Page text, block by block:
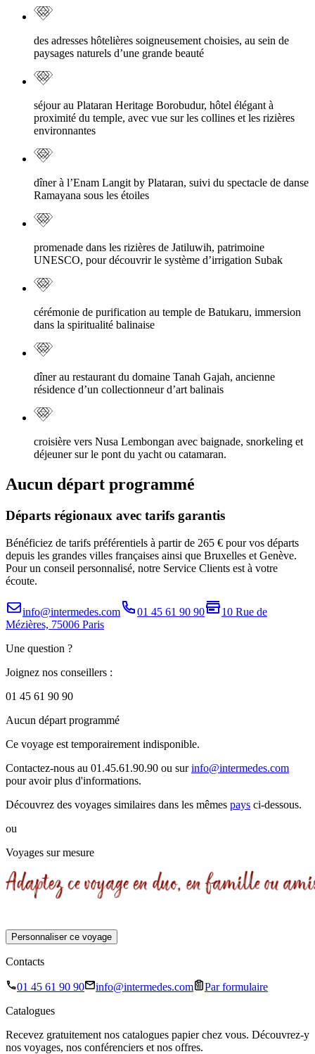
des adresses hôtelières soigneusement choisies, au sein de
paysages naturels d’une grande beauté
séjour au Plataran Heritage Borobudur, hôtel élégant à
proximité du temple, avec vue sur les collines et les rizières
environnantes
dîner à l’Enam Langit by Plataran, suivi du spectacle de danse
Ramayana sous les étoiles
promenade dans les rizières de Jatiluwih, patrimoine
UNESCO, pour découvrir le système d’irrigation Subak
cérémonie de purification au temple de Batukaru, immersion
dans la spiritualité balinaise
dîner au restaurant du domaine Tanah Gajah, ancienne
résidence d’un collectionneur d’art balinais
croisière vers Nusa Lembongan avec baignade, snorkeling et
déjeuner sur le pont du yacht ou catamaran.
Aucun départ programmé
Départs régionaux avec tarifs garantis
Bénéficiez de tarifs préférentiels à partir de 265 € pour vos départs
depuis les grandes villes françaises ainsi que Bruxelles et Genève.
Pour un conseil personnalisé, notre Service Clients est à votre
écoute.
info@intermedes.com 01 45 61 90 90
10 Rue de
Mézières, 75006 Paris
Une question ?
Joignez nos conseillers :
01 45 61 90 90
Aucun départ programmé
Ce voyage est temporairement indisponible.
Contactez-nous au 01.45.61.90.90 ou surinfo@intermedes.com
pour avoir plus d'informations.
Découvrez des voyages similaires dans les mêmes pays ci-dessous.
ou
Voyages sur mesure
Personnaliser ce voyage
Contacts
01 45 61 90 90 info@intermedes.com
Par formulaire
Catalogues
Recevez gratuitement nos catalogues papier chez vous. Découvrez-y
nos voyages, nos conférenciers et nos offres.